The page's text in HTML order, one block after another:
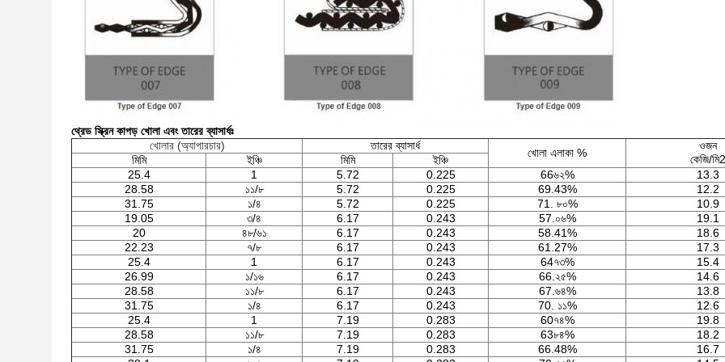
থ্রেড স্ক্রিন কাপড় খোলা এবং তারের ব্যাসার্ধঃ
খোলার (অ্যাপারচার)
তারের ব্যাসার্ধ
খোলা এলাকা %
ওজন
কেজি/মি2
মিমি ইঞ্চি মিমি
ইঞ্চি
25.4
1 5.72 0.225 66৬২%
13.3
28.58
১১/৮ 5.72 0.225 69.43%
12.2
31.75
১/৪ 5.72 0.225 71. ৮০%
10.9
19.05
৩/৪ 6.17 0.243 57.০৬%
19.1
20
৪৮/৬১ 6.17 0.243 58.41%
18.6
22.23
৭/৮ 6.17 0.243 61.27%
17.3
25.4
1 6.17 0.243 64৭৩%
15.4
26.99
১/১৬ 6.17 0.243 66.২৫%
14.6
28.58
১১/৮ 6.17 0.243 67.৬৪%
13.8
31.75
১/৪ 6.17 0.243 70. ১১%
12.6
25.4
1 7.19 0.283 60৭৪%
19.8
28.58
১১/৮ 7.19 0.283 63৮৪%
18.2
31.75
১/৪ 7.19 0.283 66.48%
16.7